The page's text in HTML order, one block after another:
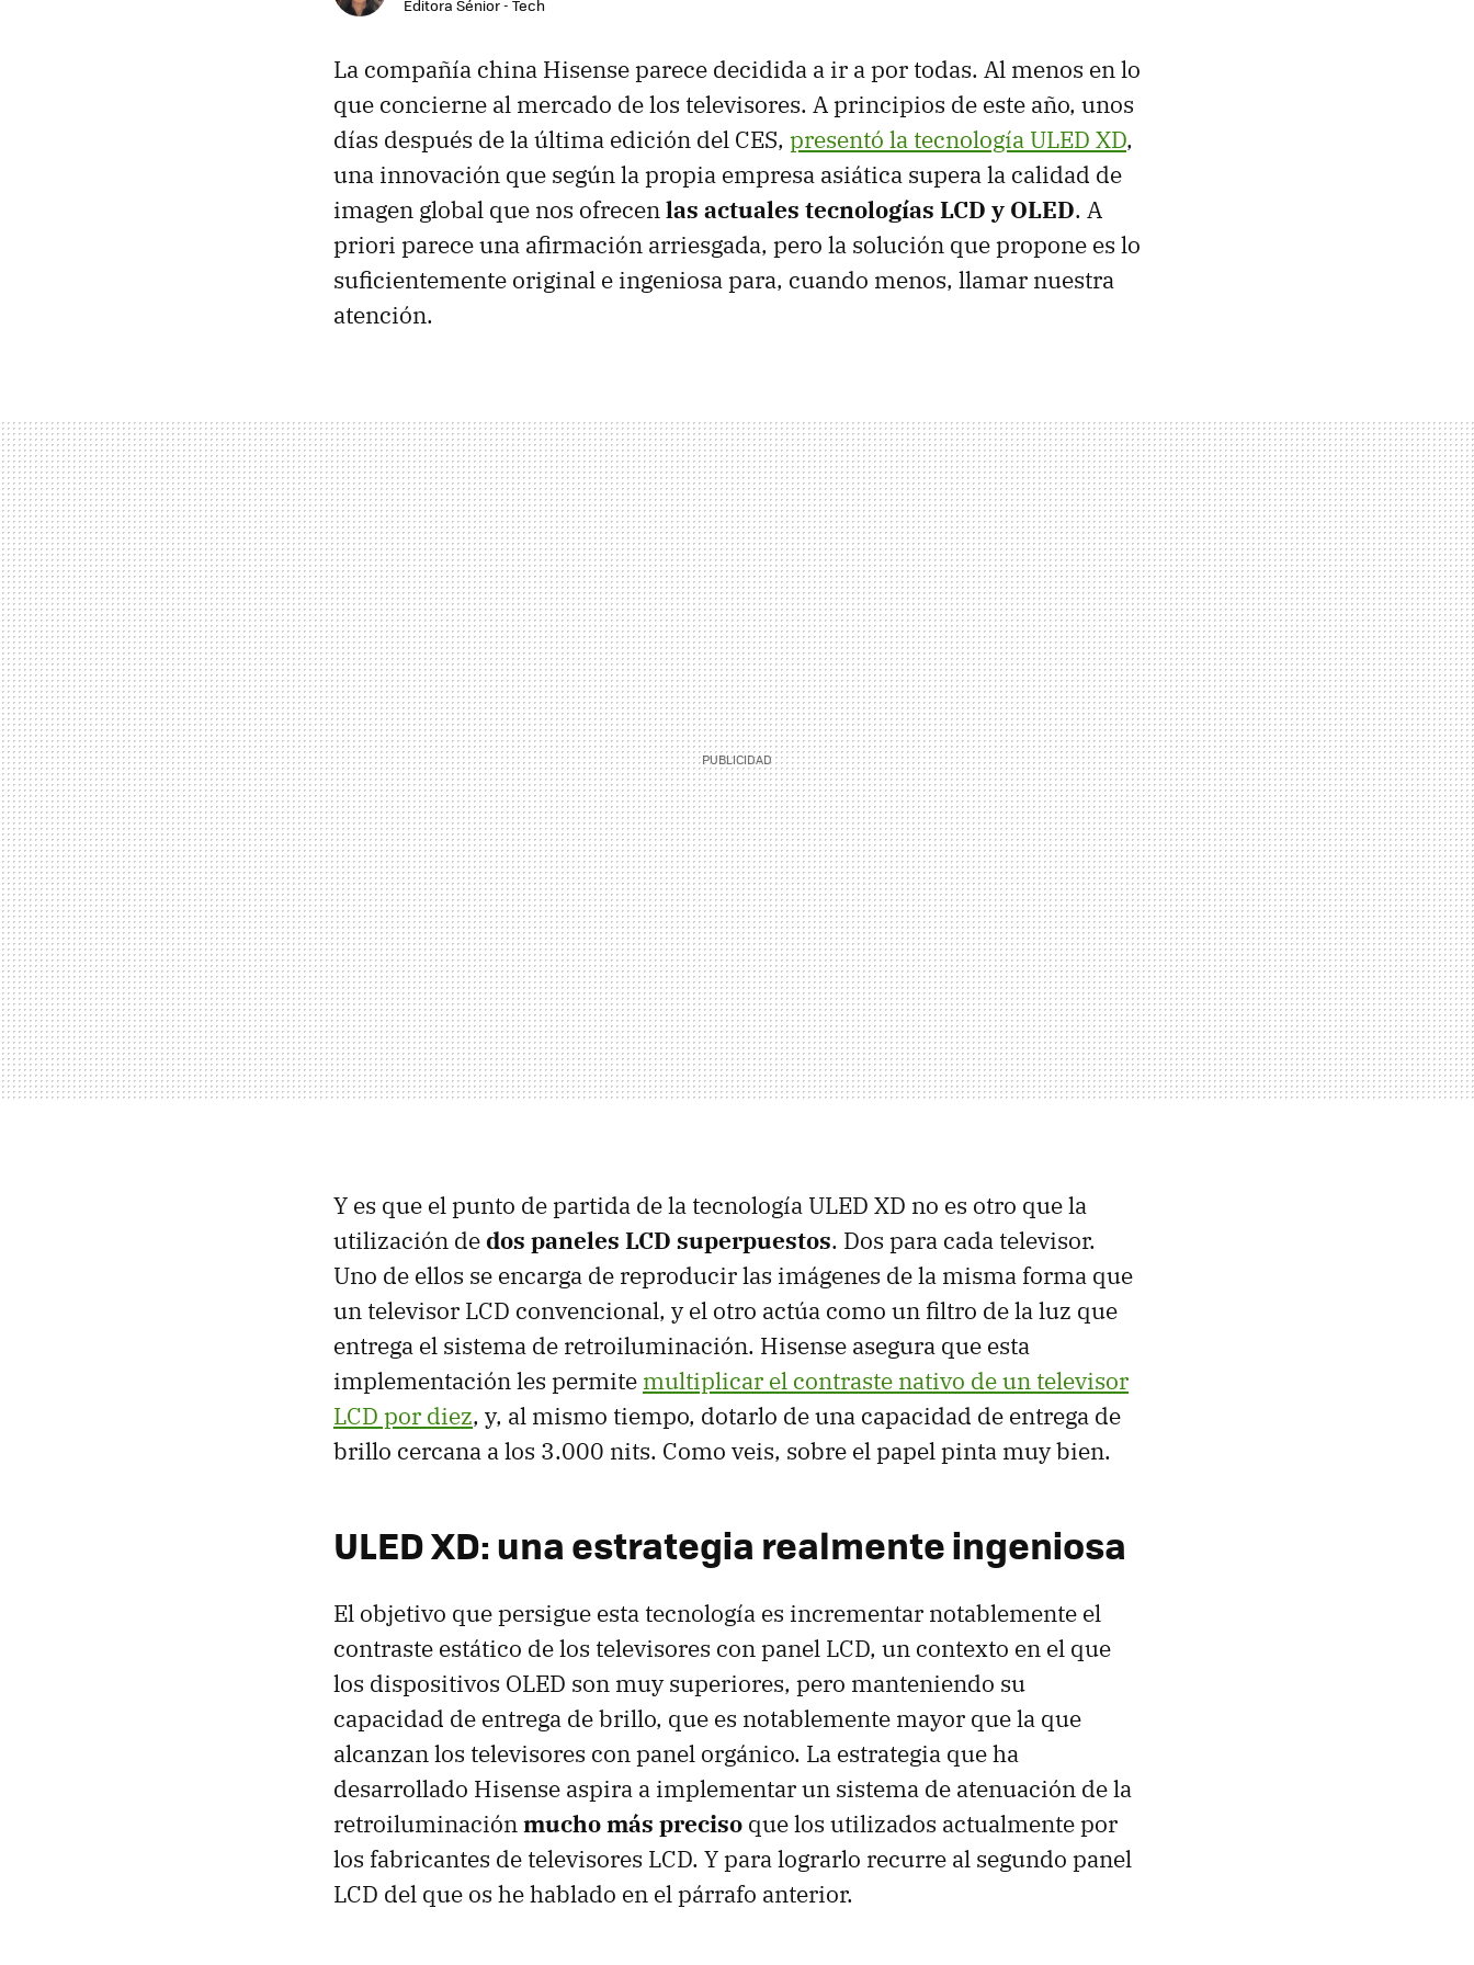
Editora Sénior - Tech
La compañía china Hisense parece decidida a ir a por todas. Al menos en lo
que concierne al mercado de los televisores. A principios de este año, unos
días después de la última edición del CES, presentó la tecnología ULED XD,
una innovación que según la propia empresa asiática supera la calidad de
imagen global que nos ofrecen las actuales tecnologías LCD y OLED. A
priori parece una afirmación arriesgada, pero la solución que propone es lo
suficientemente original e ingeniosa para, cuando menos, llamar nuestra
atención.
Y es que el punto de partida de la tecnología ULED XD no es otro que la
utilización dedos paneles LCD superpuestos. Dos para cada televisor.
Uno de ellos se encarga de reproducir las imágenes de la misma forma que
un televisor LCD convencional, y el otro actúa como un filtro de la luz que
entrega el sistema de retroiluminación. Hisense asegura que esta
implementación les permite multiplicar el contraste nativo de un televisor
LCD por diez, y, al mismo tiempo, dotarlo de una capacidad de entrega de
brillo cercana a los 3.000 nits. Como veis, sobre el papel pinta muy bien.
ULED XD: una estrategia realmente ingeniosa
El objetivo que persigue esta tecnología es incrementar notablemente el
contraste estático de los televisores con panel LCD, un contexto en el que
los dispositivos OLED son muy superiores, pero manteniendo su
capacidad de entrega de brillo, que es notablemente mayor que la que
alcanzan los televisores con panel orgánico. La estrategia que ha
desarrollado Hisense aspira a implementar un sistema de atenuación de la
retroiluminación mucho más preciso que los utilizados actualmente por
los fabricantes de televisores LCD. Y para lograrlo recurre al segundo panel
LCD del que os he hablado en el párrafo anterior.